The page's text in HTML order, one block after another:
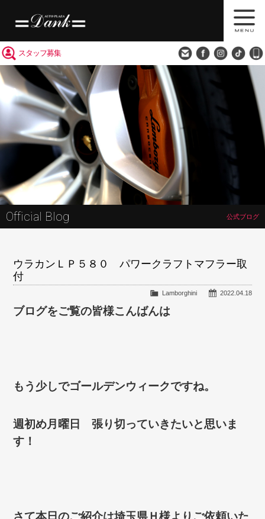
スタッフ募集
Official Blog 公式ブログ
ウラカンＬＰ５８０ パワークラフトマフラー取
付
2022.04.18
Lamborghini
ブログをご覧の皆様こんばんは
もう少しでゴールデンウィークですね。
週初め月曜日 張り切っていきたいと思いま
す！
さて本日のご紹介は埼玉県Ｈ様よりご依頼いた